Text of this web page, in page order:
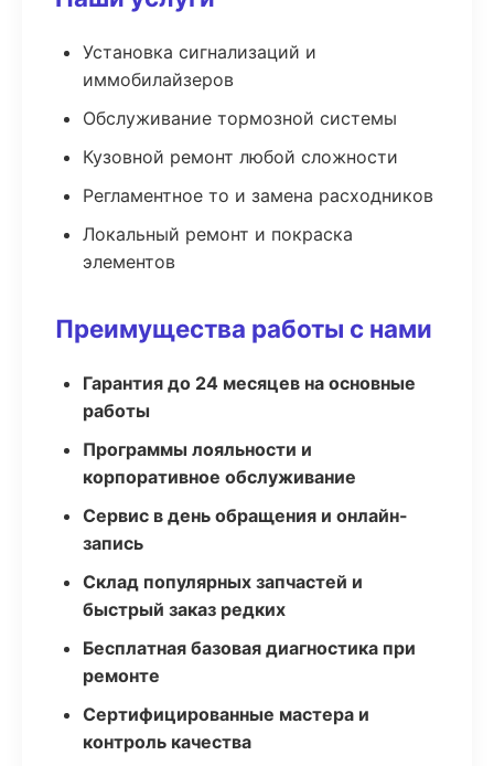
Установка сигнализаций и
иммобилайзеров
Обслуживание тормозной системы
Кузовной ремонт любой сложности
Регламентное то и замена расходников
Локальный ремонт и покраска
элементов
Преимущества работы с нами
Гарантия до 24 месяцев на основные
работы
Программы лояльности и
корпоративное обслуживание
Сервис в день обращения и онлайн-
запись
Склад популярных запчастей и
быстрый заказ редких
Бесплатная базовая диагностика при
ремонте
Сертифицированные мастера и
контроль качества